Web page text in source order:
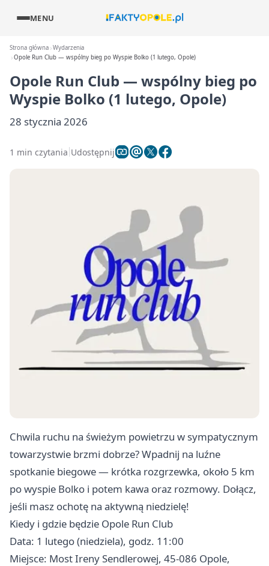
MENU
Strona główna Wydarzenia
Opole Run Club — wspólny bieg po Wyspie Bolko (1 lutego, Opole)
Opole Run Club — wspólny bieg po
Wyspie Bolko (1 lutego, Opole)
28 stycznia 2026
1 min czytania Udostępnij
Chwila ruchu na świeżym powietrzu w sympatycznym
towarzystwie brzmi dobrze? Wpadnij na luźne
spotkanie biegowe — krótka rozgrzewka, około 5 km
po wyspie Bolko i potem kawa oraz rozmowy. Dołącz,
jeśli masz ochotę na aktywną niedzielę! ‍
Kiedy i gdzie będzie Opole Run Club
Data: 1 lutego (niedziela), godz. 11:00
Miejsce: Most Ireny Sendlerowej, 45-086 Opole,